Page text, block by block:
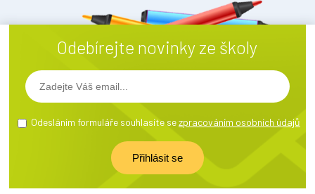
Odebírejte novinky ze školy
Odesláním formuláře souhlasíte sezpracováním osobních údajů